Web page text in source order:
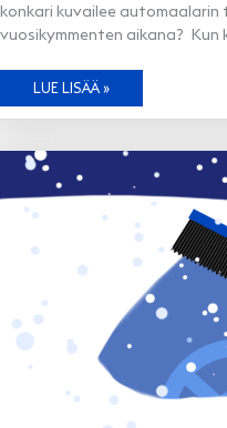
konkari kuvailee
vuosikymmenten aikana? Kun
AUTOMAALARIN
–
PITÄNYT
ALALLA
YLI
40
LUE LISÄÄ »